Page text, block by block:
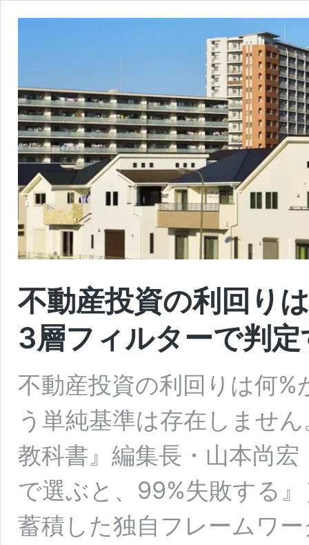
不動産投資の利回り
3層フィルターで判
不動産投資の利回りは何
う単純基準は存在しませ
教科書』編集長・山本尚
で選ぶと、99%失敗する
蓄積した独自フレームワ